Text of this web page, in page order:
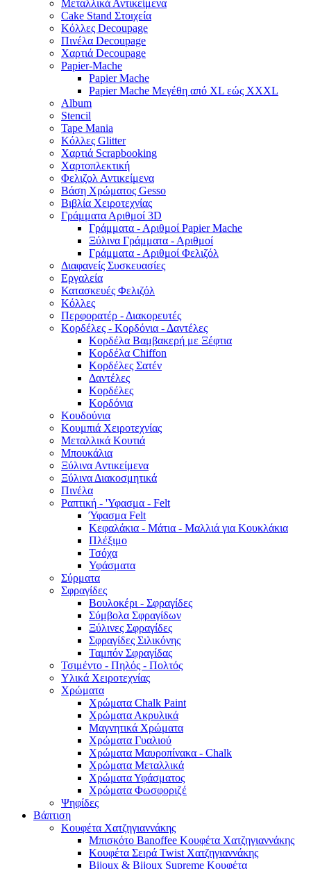
Μεταλλικά Αντικείμενα
Cake Stand Στοιχεία
Κόλλες Decoupage
Πινέλα Decoupage
Χαρτιά Decoupage
Papier-Mache
Papier Mache
Papier Mache Μεγέθη από XL εώς XXXL
Album
Stencil
Tape Mania
Κόλλες Glitter
Χαρτιά Scrapbooking
Χαρτοπλεκτική
Φελιζολ Αντικείμενα
Βάση Χρώματος Gesso
Βιβλία Χειροτεχνίας
Γράμματα Αριθμοί 3D
Γράμματα - Αριθμοί Papier Mache
Ξύλινα Γράμματα - Αριθμοί
Γράμματα - Αριθμοί Φελιζόλ
Διαφανείς Συσκευασίες
Εργαλεία
Κατασκευές Φελιζόλ
Κόλλες
Περφορατέρ - Διακορευτές
Κορδέλες - Κορδόνια - Δαντέλες
Κορδέλα Βαμβακερή με Ξέφτια
Κορδέλα Chiffon
Κορδέλες Σατέν
Δαντέλες
Κορδέλες
Κορδόνια
Κουδούνια
Κουμπιά Χειροτεχνίας
Μεταλλικά Κουτιά
Μπουκάλια
Ξύλινα Αντικείμενα
Ξύλινα Διακοσμητικά
Πινέλα
Ραπτική - 'Υφασμα - Felt
Ύφασμα Felt
Κεφαλάκια - Μάτια - Μαλλιά για Κουκλάκια
Πλέξιμο
Τσόχα
Υφάσματα
Σύρματα
Σφραγίδες
Βουλοκέρι - Σφραγίδες
Σύμβολα Σφραγίδων
Ξύλινες Σφραγίδες
Σφραγίδες Σιλικόνης
Ταμπόν Σφραγίδας
Τσιμέντο - Πηλός - Πολτός
Υλικά Χειροτεχνίας
Χρώματα
Χρώματα Chalk Paint
Χρώματα Ακρυλικά
Μαγνητικά Χρώματα
Χρώματα Γυαλιού
Χρώματα Μαυροπίνακα - Chalk
Χρώματα Μεταλλικά
Χρώματα Υφάσματος
Χρώματα Φωσφοριζέ
Ψηφίδες
Βάπτιση
Κουφέτα Χατζηγιαννάκης
Μπισκότο Banoffee Κουφέτα Χατζηγιαννάκης
Κουφέτα Σειρά Twist Χατζηγιαννάκης
Bijoux & Bijoux Supreme Κουφέτα